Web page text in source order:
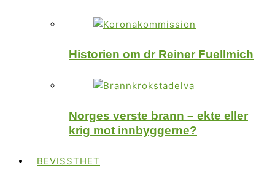
Historien om dr Reiner Fuellmich
Norges verste brann – ekte eller
krig mot innbyggerne?
BEVISSTHET